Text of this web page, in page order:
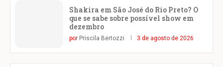
Shakira em São José do Rio Preto? O
que se sabe sobre possível show em
dezembro
por Priscila Bertozzi 3 de agosto de 2026